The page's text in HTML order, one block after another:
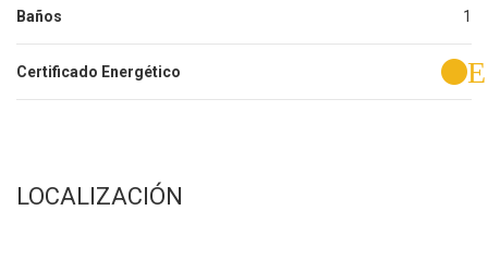
Baños 1
Certificado Energético E
LOCALIZACIÓN